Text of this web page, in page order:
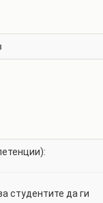
студентите да ги